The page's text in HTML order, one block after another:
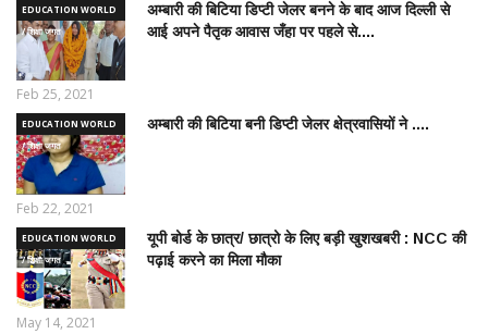
EDUCATION WORLD
/ शिक्षा जगत
अम्बारी की बिटिया डिप्टी जेलर बनने के बाद आज दिल्ली से
आई अपने पैतृक आवास जँहा पर पहले से....
Feb 25, 2021
EDUCATION WORLD
/ शिक्षा जगत
अम्बारी की बिटिया बनी डिप्टी जेलर क्षेत्रवासियों ने ....
Feb 22, 2021
EDUCATION WORLD
/ शिक्षा जगत
यूपी बोर्ड के छात्र/ छात्रो के लिए बड़ी खुशखबरी : NCC की
पढ़ाई करने का मिला मौका
May 14, 2021